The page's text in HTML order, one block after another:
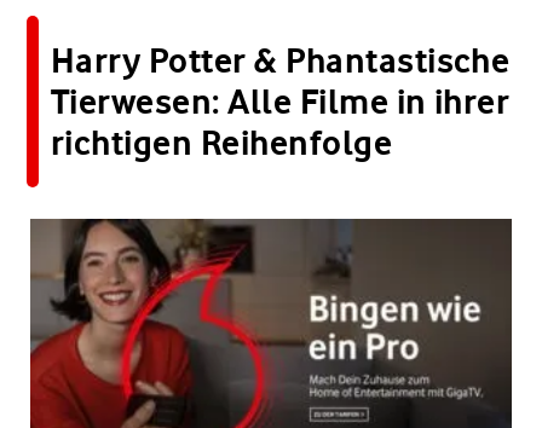
Harry Potter & Phantastische
Tierwesen: Alle Filme in ihrer
richtigen Reihenfolge